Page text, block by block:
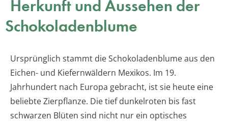
Herkunft und Aussehen der
Schokoladenblume
Ursprünglich stammt die Schokoladenblume aus den
Eichen- und Kiefernwäldern Mexikos. Im 19.
Jahrhundert nach Europa gebracht, ist sie heute eine
beliebte Zierpflanze. Die tief dunkelroten bis fast
schwarzen Blüten sind nicht nur ein optisches